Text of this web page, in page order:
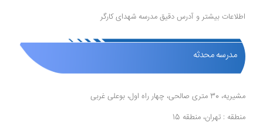
اطلاعات بیشتر و آدرس دقیق مدرسه شهدای کارگر
مدرسه محدثه
مشیریه، 30 متری صالحی، چهار راه اول، بوعلی غربی
منطقه : تهران، منطقه 15